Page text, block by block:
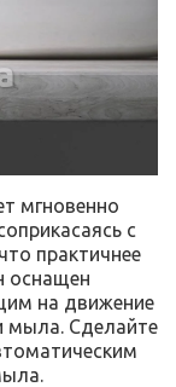
мгновенно
с
практичнее
оснащен
на движение
мыла. Сделайте